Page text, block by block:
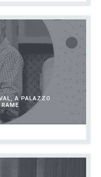
A PALAZZO